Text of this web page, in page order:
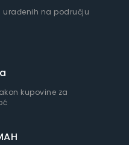
urađenih na području
kupovine za